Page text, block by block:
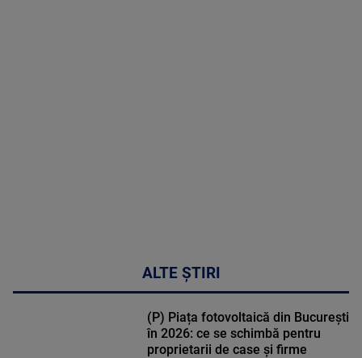
ALTE ȘTIRI
(P) Piața fotovoltaică din București
în 2026: ce se schimbă pentru
proprietarii de case și firme